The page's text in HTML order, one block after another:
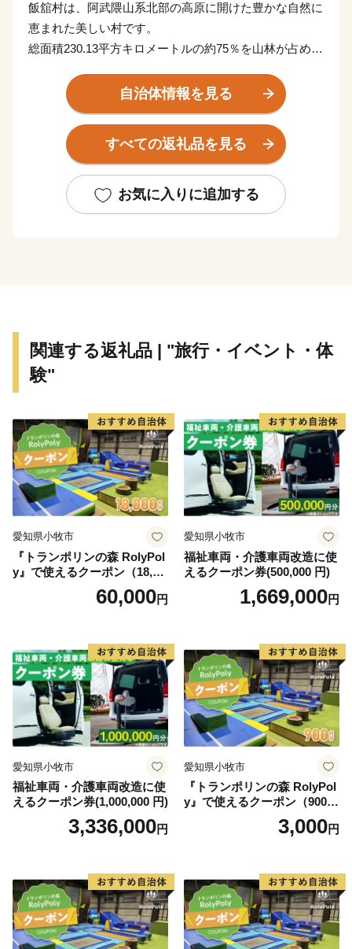
飯舘村は、阿武隈山系北部の高原に開けた豊かな自然に
恵まれた美しい村です。
総面積230.13平方キロメートルの約75％を山林が占めた
飯樋川、南部に比曽川が流れその流域に耕地が開かれ集
落を形成しています。
年平均気温は約10度、年間降水量1,300ミリメートル前
後で高原地帯独特の冷涼な気候にあります。
れ、平成22年には「日本で最も美しい村」連合に加盟し
ました。
「大切に」「丁寧に」「じっくりと」「心をこめて」
「手間暇を惜しまず」という意味で使われてきた方言で
2011年3月11日に発生した東日本大震災．．．．．
飯舘村は2011年の東日本大震災に伴う原発事故の影響
を受けましたが、
全国の皆様からの温かいご支援・応援をいただき復興に
向けて１歩ずつ歩んで参りました。
これまでご支援してくださったたくさんの皆様に感謝申
し上げます。
本当にありがとうございます。
現在は村内のほぼ全域で避難指示が解除され、復興拠点
かや風の子広場 」なども整備されました。
飯舘村はこれからも、『 明日が待ち遠しくなるよう
な、ワクワクする楽しいふるさと 』の実現を目指して
頑張ります。
飯舘村をぜひ応援してください！！ 皆様の心温まるご
支援をお待ちしております。
自治体情報を見る
すべての返礼品を見る
お気に入りに追加する
関連する返礼品 | "旅行・イベント・体
験"
愛知県小牧市
『トランポリンの森 RolyPol
y』で使えるクーポン（18,00
60,000円
愛知県小牧市
福祉車両・介護車両改造に使
えるクーポン券(500,000 円)
1,669,000円
愛知県小牧市
福祉車両・介護車両改造に使
えるクーポン券(1,000,000 円)
3,336,000円
愛知県小牧市
『トランポリンの森 RolyPol
y』で使えるクーポン（900
3,000円